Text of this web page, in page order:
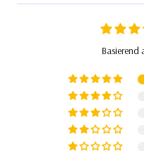
Basierend